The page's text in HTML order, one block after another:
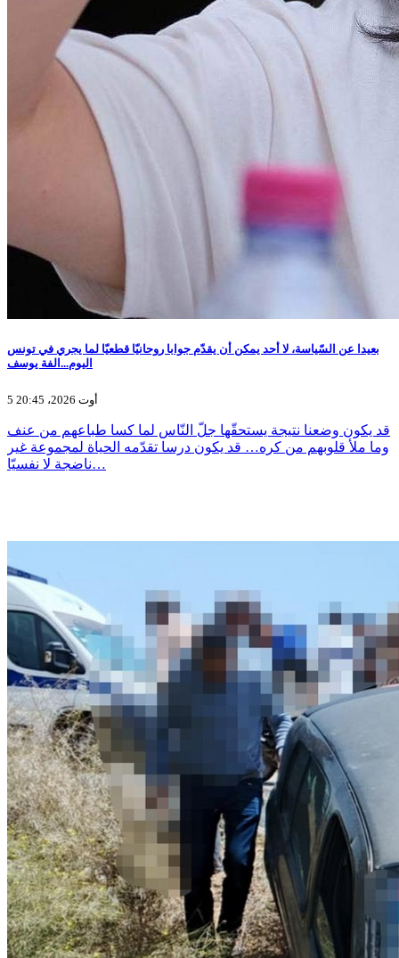
بعيدا عن السّياسة، لا أحد يمكن أن يقدّم جوابا روحانيّا قطعيّا لما يجري في تونس
اليوم...الفة يوسف
5 أوت 2026، 20:45
قد يكون وضعنا نتيجة يستحقّها جلّ النّاس لما كسا طباعهم من عنف
وما ملأ قلوبهم من كره… قد يكون درسا تقدّمه الحياة لمجموعة غير
ناضجة لا نفسيّا…